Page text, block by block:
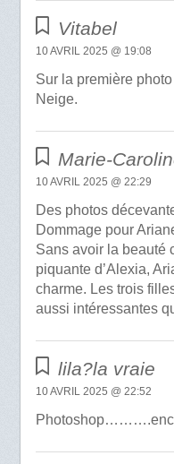
Vitabel
10 AVRIL 2025 @ 19:08
Sur la première
Neige.
Marie-
10 AVRIL 2025 @ 22:29
Des photos
Dommage pour
Sans avoir la beauté
piquante d’Alexia,
charme. Les trois
aussi intéressantes
lila?la vraie
10 AVRIL 2025 @ 22:52